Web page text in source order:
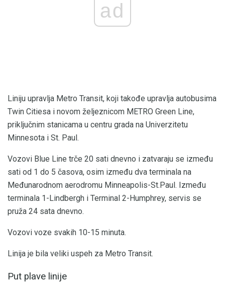
ad
Liniju upravlja Metro Transit, koji takođe upravlja autobusima
Twin Citiesa i novom željeznicom METRO Green Line,
priključnim stanicama u centru grada na Univerzitetu
Minnesota i St. Paul.
Vozovi Blue Line trče 20 sati dnevno i zatvaraju se između
sati od 1 do 5 časova, osim između dva terminala na
Međunarodnom aerodromu Minneapolis-St.Paul. Između
terminala 1-Lindbergh i Terminal 2-Humphrey, servis se
pruža 24 sata dnevno.
Vozovi voze svakih 10-15 minuta.
Linija je bila veliki uspeh za Metro Transit.
Put plave linije